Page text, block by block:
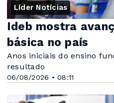
Líder Notícias
06/08/2026 • 08:11
Ideb mostra
básica no país
Anos iniciais do ensino
resultado